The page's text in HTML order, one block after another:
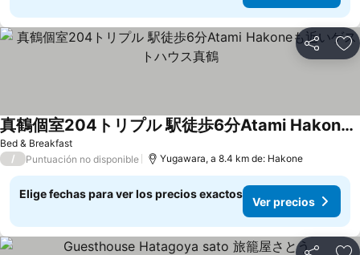
Compartir
Bed & Breakfast
真鶴個室204トリプル 駅徒歩6分Atami Hakoneも近いゲストハウス真鶴
/ Puntuación no disponible Yugawara, a 8.4 km de: Hakone
Elige fechas para ver los precios exactos
Ver precios